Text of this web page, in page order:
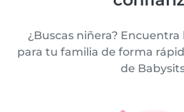
¿Buscas niñera?
para tu familia de forma
de